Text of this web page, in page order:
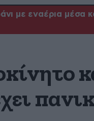
με εναέρια μέσα